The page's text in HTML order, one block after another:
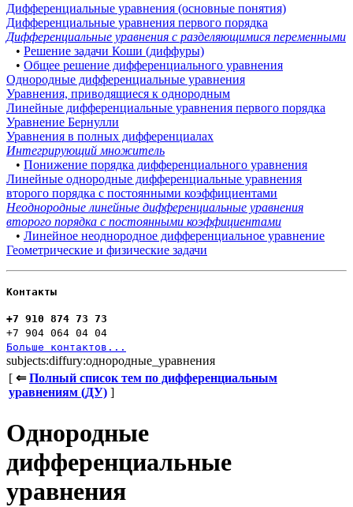
Дифференциальные уравнения (основные понятия)
Дифференциальные уравнения первого порядка
Дифференциальные уравнения с разделяющимися переменными
• Решение задачи Коши (диффуры)
• Общее решение дифференциального уравнения
Однородные дифференциальные уравнения
Уравнения, приводящиеся к однородным
Линейные дифференциальные уравнения первого порядка
Уравнение Бернулли
Уравнения в полных дифференциалах
Интегрирующий множитель
• Понижение порядка дифференциального уравнения
Линейные однородные дифференциальные уравнения
второго порядка с постоянными коэффициентами
Неоднородные линейные дифференциальные уравнения
второго порядка с постоянными коэффициентами
• Линейное неоднородное дифференциальное уравнение
Геометрические и физические задачи
Контакты
+7 910 874 73 73
+7 904 064 04 04
Больше контактов...
subjects:diffury:однородные_уравнения
[ ⇐Полный список тем по дифференциальным
уравнениям (ДУ) ]
Однородные
дифференциальные
уравнения